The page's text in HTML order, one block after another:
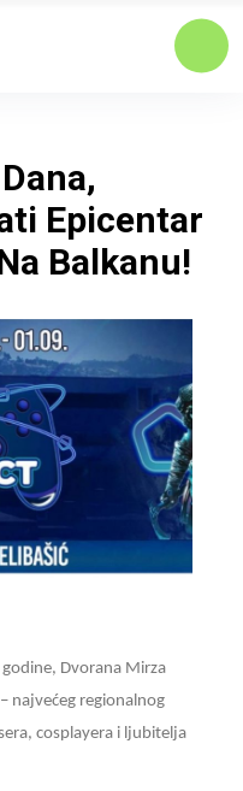
Epicentar
Balkanu!
Dvorana Mirza
najvećeg regionalnog
cosplayera i ljubitelja